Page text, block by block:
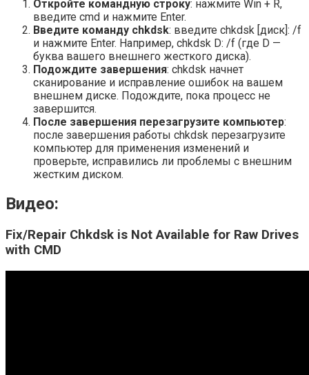
Откройте командную строку: нажмите Win + R,
введите cmd и нажмите Enter.
Введите команду chkdsk: введите chkdsk [диск]: /f
и нажмите Enter. Например, chkdsk D: /f (где D —
буква вашего внешнего жесткого диска).
Подождите завершения: chkdsk начнет
сканирование и исправление ошибок на вашем
внешнем диске. Подождите, пока процесс не
завершится.
После завершения перезагрузите компьютер:
после завершения работы chkdsk перезагрузите
компьютер для применения изменений и
проверьте, исправились ли проблемы с внешним
жестким диском.
Видео:
Fix/Repair Chkdsk is Not Available for Raw Drives
with CMD